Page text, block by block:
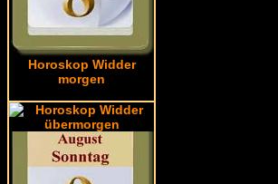
Horoskop Widder
morgen